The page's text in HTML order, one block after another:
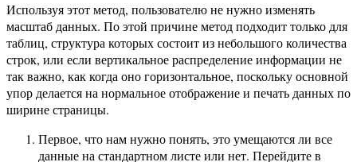
Используя этот метод, пользователю не нужно изменять
масштаб данных. По этой причине метод подходит только для
таблиц, структура которых состоит из небольшого количества
строк, или если вертикальное распределение информации не
так важно, как когда оно горизонтальное, поскольку основной
упор делается на нормальное отображение и печать данных по
ширине страницы.
Первое, что нам нужно понять, это умещаются ли все
данные на стандартном листе или нет. Перейдите в